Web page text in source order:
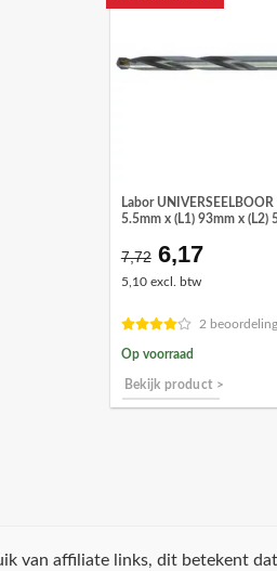
Labor UNIVERSEELBOOR
5.5mm x (L1) 93mm x (L2)
7,72
prijs
€7,72.
6,17Huidige
€6,17.
5,10 excl. btw
2
Op voorraad
Bekijk product >
van affiliate links, dit betekent